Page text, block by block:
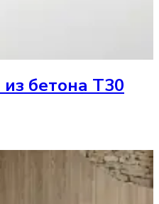
из бетона T30